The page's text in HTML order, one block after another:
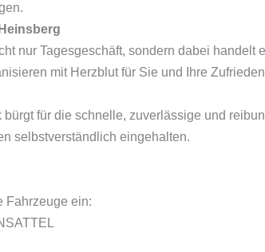
Heinsberg
nur Tagesgeschäft, sondern dabei
mit Herzblut für Sie und Ihre
bürgt für die schnelle, zuverlässige und
selbstverständlich eingehalten.
Fahrzeuge ein: